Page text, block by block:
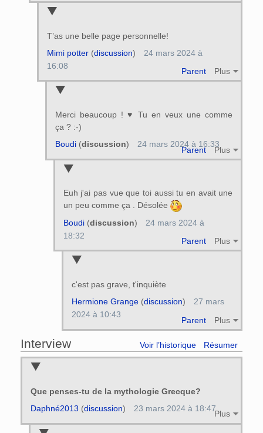
T’as une belle page personnelle!
Parent Plus
Mimi potter(discussion)
24 mars 2024 à
16:08
Merci beaucoup ! ♥ Tu en veux une comme
ça ? :-)
Parent Plus
Boudi(discussion) 24 mars 2024 à 16:33
Euh j'ai pas vue que toi aussi tu en avait une
un peu comme ça . Désolée
Parent Plus
Boudi(discussion)
24 mars 2024 à
18:32
c'est pas grave, t'inquiète
Parent Plus
Hermione Grange(discussion)
27 mars
2024 à 10:43
Interview Voir l’historique Résumer
Que penses-tu de la mythologie Grecque?
Plus
Daphné2013 (discussion) 23 mars 2024 à 18:47